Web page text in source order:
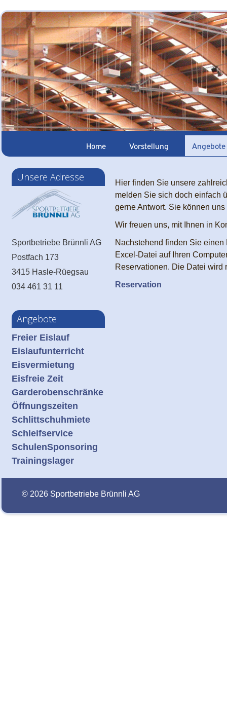
Home Vorstellung Angebote
Unsere Adresse
Sportbetriebe Brünnli AG
Postfach 173
3415 Hasle-Rüegsau
034 461 31 11
Angebote
Freier Eislauf
Eislaufunterricht
Eisvermietung
Eisfreie Zeit
Garderobenschränke
Öffnungszeiten
Schlittschuhmiete
Schleifservice
SchulenSponsoring
Trainingslager
Hier finden Sie unsere
melden Sie sich doch einfach
gerne Antwort. Sie können
Wir freuen uns, mit Ihnen in
Nachstehend finden Sie
Excel-Datei auf Ihren
Reservationen. Die Datei wird
Reservation
© 2026 Sportbetriebe Brünnli AG